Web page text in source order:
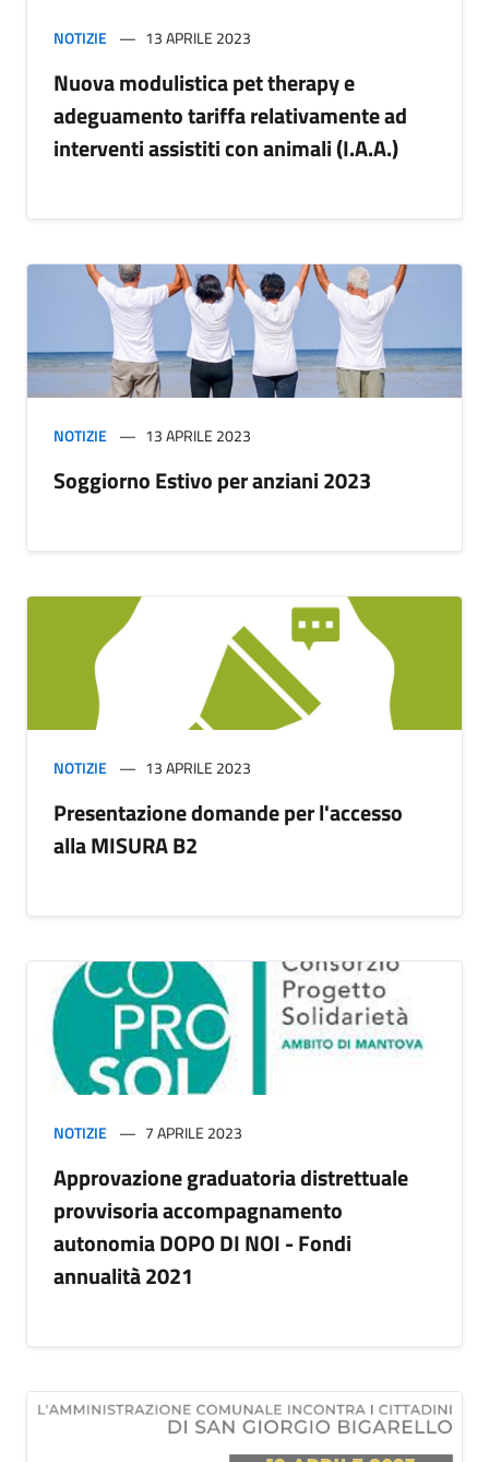
NOTIZIE 13 APRILE 2023
Nuova modulistica pet therapy e
adeguamento tariffa relativamente ad
interventi assistiti con animali (I.A.A.)
NOTIZIE 13 APRILE 2023
Soggiorno Estivo per anziani 2023
NOTIZIE 13 APRILE 2023
Presentazione domande per l'accesso
alla MISURA B2
NOTIZIE 7 APRILE 2023
Approvazione graduatoria distrettuale
provvisoria accompagnamento
autonomia DOPO DI NOI - Fondi
annualità 2021